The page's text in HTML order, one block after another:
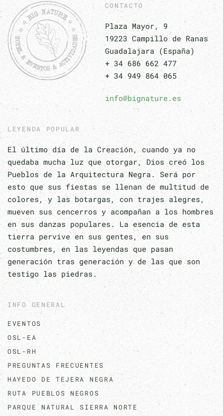
CONTACTO
Plaza Mayor, 9
19223 Campillo de Ranas
Guadalajara (España)
+ 34 686 662 477
+ 34 949 864 065
info@bignature.es
LEYENDA POPULAR
El último día de la Creación, cuando ya no
quedaba mucha luz que otorgar, Dios creó los
Pueblos de la Arquitectura Negra. Será por
esto que sus fiestas se llenan de multitud de
colores, y las botargas, con trajes alegres,
mueven sus cencerros y acompañan a los hombres
en sus danzas populares. La esencia de esta
tierra pervive en sus gentes, en sus
costumbres, en las leyendas que pasan
generación tras generación y de las que son
testigo las piedras.
INFO GENERAL
EVENTOS
OSL-EA
OSL-RH
PREGUNTAS FRECUENTES
HAYEDO DE TEJERA NEGRA
RUTA PUEBLOS NEGROS
PARQUE NATURAL SIERRA NORTE